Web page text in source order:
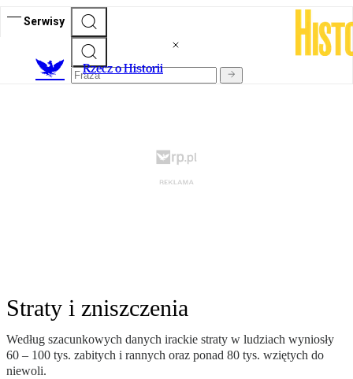
Serwisy
Rzecz o Historii
Straty i zniszczenia
Według szacunkowych danych irackie straty w ludziach wyniosły
60 – 100 tys. zabitych i rannych oraz ponad 80 tys. wziętych do
niewoli.